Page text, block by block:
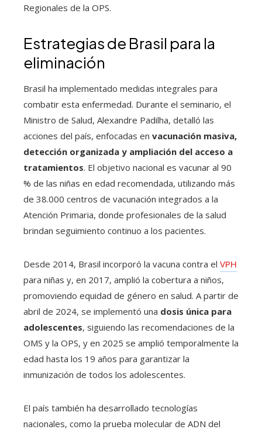
Regionales de la OPS.
Estrategias de Brasil para la
eliminación
Brasil ha implementado medidas integrales para
combatir esta enfermedad. Durante el seminario, el
Ministro de Salud, Alexandre Padilha, detalló las
acciones del país, enfocadas en vacunación masiva,
detección organizada y ampliación del acceso a
tratamientos. El objetivo nacional es vacunar al 90
% de las niñas en edad recomendada, utilizando más
de 38.000 centros de vacunación integrados a la
Atención Primaria, donde profesionales de la salud
brindan seguimiento continuo a los pacientes.
Desde 2014, Brasil incorporó la vacuna contra el VPH
para niñas y, en 2017, amplió la cobertura a niños,
promoviendo equidad de género en salud. A partir de
abril de 2024, se implementó una dosis única para
adolescentes, siguiendo las recomendaciones de la
OMS y la OPS, y en 2025 se amplió temporalmente la
edad hasta los 19 años para garantizar la
inmunización de todos los adolescentes.
El país también ha desarrollado tecnologías
nacionales, como la prueba molecular de ADN del